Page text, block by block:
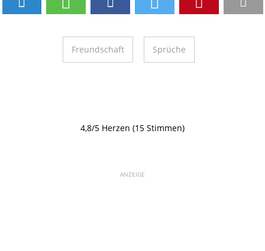
Freundschaft Sprüche
4,8/5 Herzen (15 Stimmen)
ANZEIGE